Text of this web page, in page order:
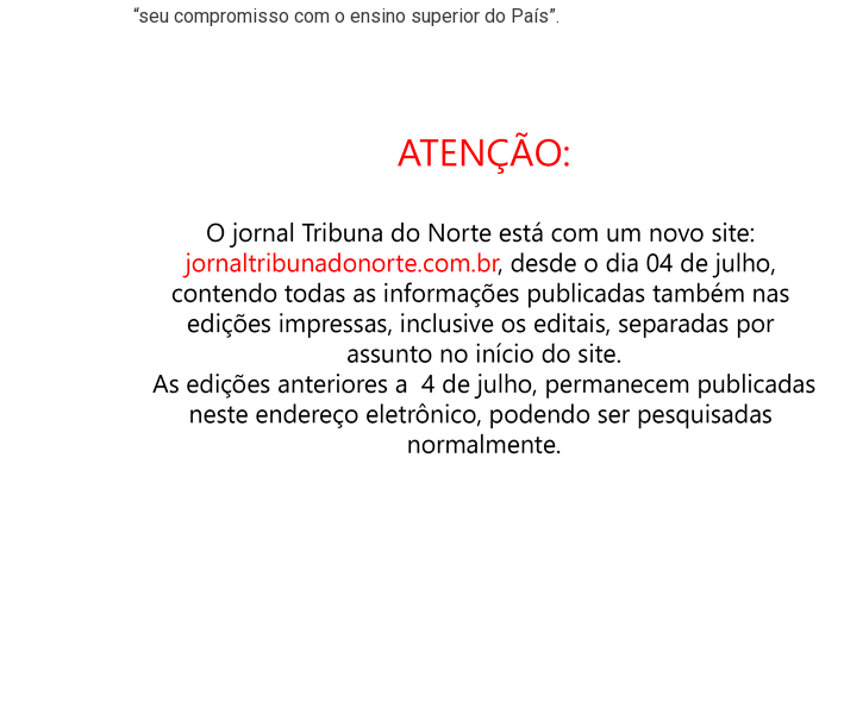
“seu compromisso com o ensino superior do País”.